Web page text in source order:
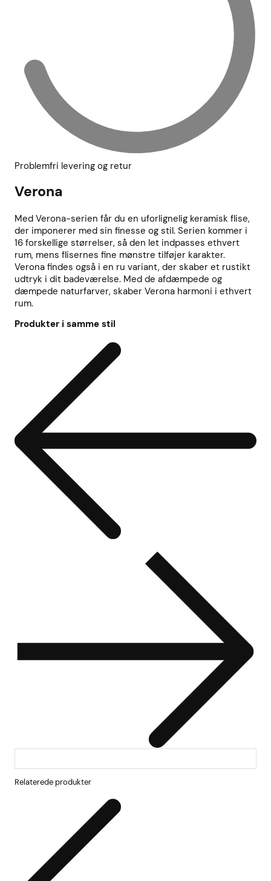
Problemfri levering og retur
Verona
Med Verona-serien får du en uforlignelig keramisk flise,
der imponerer med sin finesse og stil. Serien kommer i
16 forskellige størrelser, så den let indpasses ethvert
rum, mens flisernes fine mønstre tilføjer karakter.
Verona findes også i en ru variant, der skaber et rustikt
udtryk i dit badeværelse. Med de afdæmpede og
dæmpede naturfarver, skaber Verona harmoni i ethvert
rum.
Produkter i samme stil
Relaterede produkter